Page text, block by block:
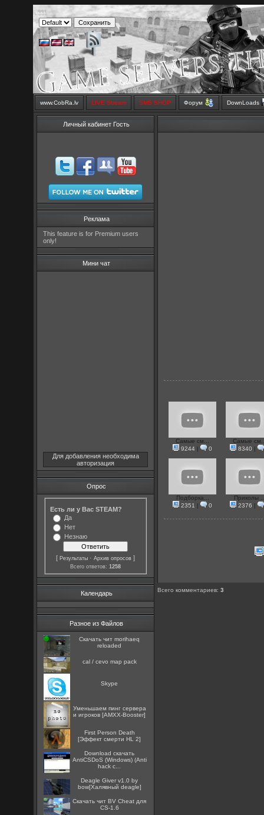
www.CobRa.lv LIVE Stream SMS SHOP Форум DownLoads
Личный кабинет Гость
Реклама
This feature is for Premium users
only!
Мини чат
Для добавления необходима
авторизация
Опрос
Есть ли у Вас STEAM?
Да
Нет
Незнаю
[Результаты ·Архив опросов ]
Всего ответов:1258
Календарь
Разное из Файлов
Скачать чит morihaeq
reloaded
cal / cevo map pack
Skype
Уменьшаем пинг сервера
и игроков [AMXX-Booster]
First Person Death
[Эффект смерти HL 2]
Download скачать
AntiCSDoS (Windows) (Anti
hack c...
Deagle Giver v1.0 by
bow[Халявный deagle]
Скачать чит BV Cheat для
CS-1.6
Самые см...
9244 | 0
Самые
8340 |
Подборка...
2351 | 0
Приколы
2376 |
Всего комментариев:3